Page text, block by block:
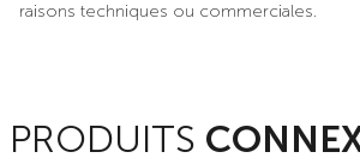
raisons techniques ou commerciales.
PRODUITS